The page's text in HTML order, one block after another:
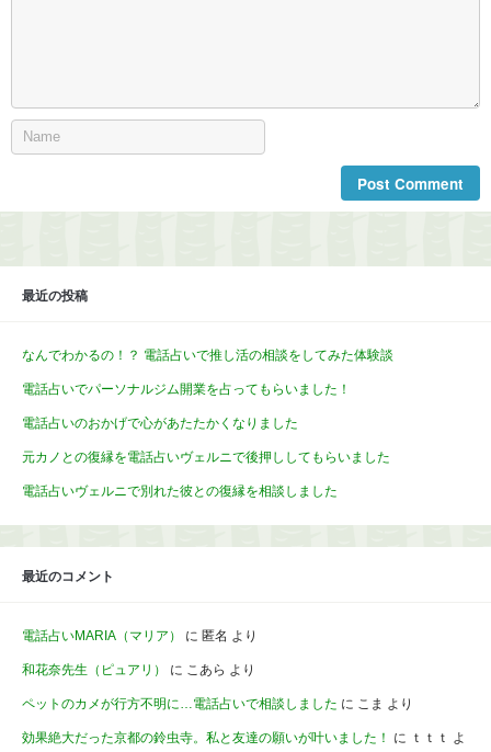
最近の投稿
なんでわかるの！？ 電話占いで推し活の相談をしてみた体験談
電話占いでパーソナルジム開業を占ってもらいました！
電話占いのおかげで心があたたかくなりました
元カノとの復縁を電話占いヴェルニで後押ししてもらいました
電話占いヴェルニで別れた彼との復縁を相談しました
最近のコメント
電話占いMARIA（マリア） に 匿名 より
和花奈先生（ピュアリ） に こあら より
ペットのカメが行方不明に…電話占いで相談しました に こま より
効果絶大だった京都の鈴虫寺。私と友達の願いが叶いました！ に ｔｔｔ よ